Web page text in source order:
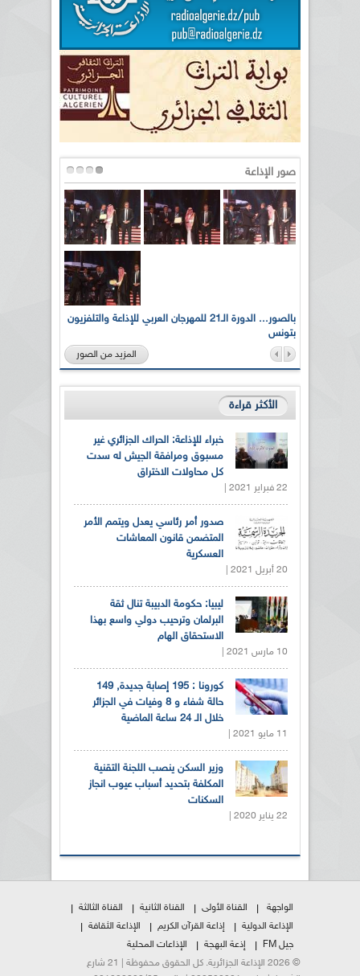
صور الإذاعة
بالصور... الدورة الـ21 للمهرجان العربي للإذاعة والتلفزيون
بتونس
المزيد من الصور
الأكثر قراءة
خبراء للإذاعة: الحراك الجزائري غير
مسبوق ومرافقة الجيش له سدت
كل محاولات الاختراق
22 فبراير 2021 |
صدور أمر رئاسي يعدل ويتمم الأمر
المتضمن قانون المعاشات
العسكرية
20 أبريل 2021 |
ليبيا: حكومة الدبيبة تنال ثقة
البرلمان وترحيب دولي واسع بهذا
الاستحقاق الهام
10 مارس 2021 |
كورونا : 195 إصابة جديدة, 149
حالة شفاء و 8 وفيات في الجزائر
خلال الـ 24 ساعة الماضية
11 مايو 2021 |
وزير السكن ينصب اللجنة التقنية
المكلفة بتحديد أسباب عيوب انجاز
السكنات
22 يناير 2020 |
الواجهة القناة الأولى القناة الثانية
القناة الثالثة
الإذاعة الدولية
إذاعة القرآن الكريم
الإذاعة الثقافة
جيل FM
إذعة البهجة
الإذاعات المحلية
© 2026 الإذاعة الجزائرية. كل الحقوق محفوظة | 21 شارع